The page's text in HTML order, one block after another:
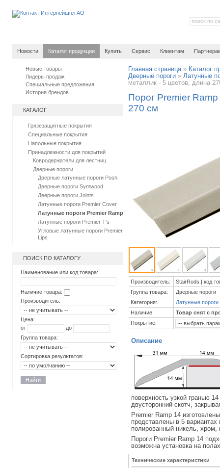
Новости Каталог продукции Купить Сервис Клиентам
Новые товары
Лидеры продаж
Специальные предложения
История брендов
КАТАЛОГ
Грязезащитные покрытия
Специальные покрытия
Напольные покрытия
Принадлежности для покрытий
Ковродержатели для лестниц
Дверные пороги
Дверные латунные пороги Posh
Дверные пороги Symwood
Дверные пороги Joints
Латунные пороги Premier Cover
Латунные пороги Premier Ramp
Латунные пороги Premier T's
Угловые латунные пороги Premier
Lips
ПОИСК ПО КАТАЛОГУ
Наименование или код товара:
Наличие товара:
Производитель:
Цена:
от
до
Группа товара:
Сортировка результатов:
Найти
Главная страница» Каталог
Дверные пороги »Латунные
металлик - 5 цветов, длина
Порог Premier
270 см
Производитель:
StairRods | код
Группа товара:
Дверные пороги
Категория:
Латунные
Наличие:
Товар снят с
Покрытие:
Описание
поверхность узкой гранью
двусторонний скотч,
Premier Ramp 14
представлены в 5 вариантах
полированный никель,
Пороги Premier Ramp 14
возможна установка на
Технические характеристики